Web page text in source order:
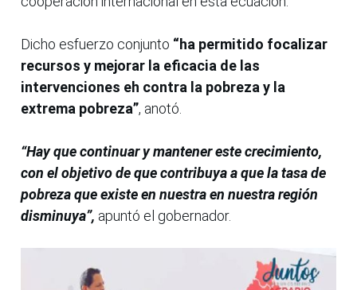
Dicho esfuerzo conjunto “ha permitido focalizar
recursos y mejorar la eficacia de las
intervenciones eh contra la pobreza y la
extrema pobreza”, anotó.
“Hay que continuar y mantener este crecimiento,
con el objetivo de que contribuya a que la tasa de
pobreza que existe en nuestra en nuestra región
disminuya”, apuntó el gobernador.